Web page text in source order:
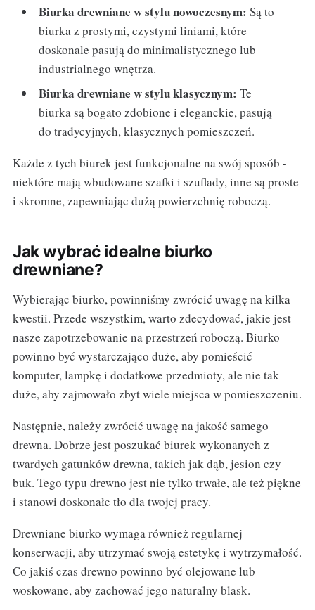
Biurka drewniane w stylu nowoczesnym: Są to
biurka z prostymi, czystymi liniami, które
doskonale pasują do minimalistycznego lub
industrialnego wnętrza.
Biurka drewniane w stylu klasycznym: Te
biurka są bogato zdobione i eleganckie, pasują
do tradycyjnych, klasycznych pomieszczeń.
Każde z tych biurek jest funkcjonalne na swój sposób -
niektóre mają wbudowane szafki i szuflady, inne są proste
i skromne, zapewniając dużą powierzchnię roboczą.
Jak wybrać idealne biurko
drewniane?
Wybierając biurko, powinniśmy zwrócić uwagę na kilka
kwestii. Przede wszystkim, warto zdecydować, jakie jest
nasze zapotrzebowanie na przestrzeń roboczą. Biurko
powinno być wystarczająco duże, aby pomieścić
komputer, lampkę i dodatkowe przedmioty, ale nie tak
duże, aby zajmowało zbyt wiele miejsca w pomieszczeniu.
Następnie, należy zwrócić uwagę na jakość samego
drewna. Dobrze jest poszukać biurek wykonanych z
twardych gatunków drewna, takich jak dąb, jesion czy
buk. Tego typu drewno jest nie tylko trwałe, ale też piękne
i stanowi doskonałe tło dla twojej pracy.
Drewniane biurko wymaga również regularnej
konserwacji, aby utrzymać swoją estetykę i wytrzymałość.
Co jakiś czas drewno powinno być olejowane lub
woskowane, aby zachować jego naturalny blask.